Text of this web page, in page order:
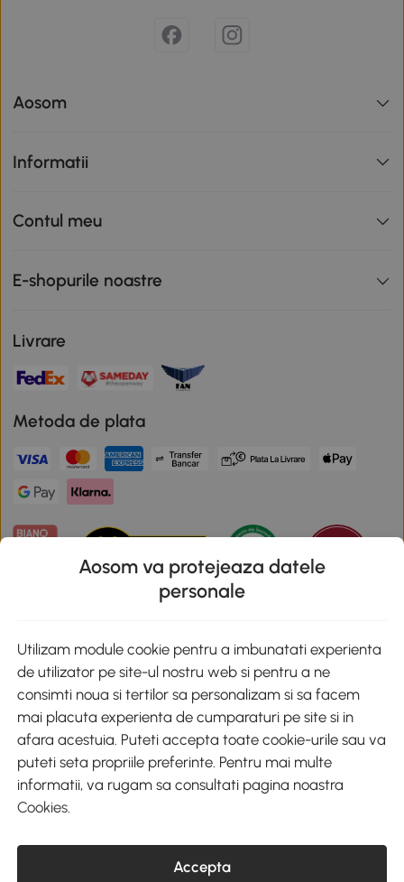
Aosom
Informatii
Contul meu
E-shopurile noastre
Livrare
Metoda de plata
Descarca aplicatia Aosom
Google Play
+40 312294730 clienti@aosom.ro
Romania, Bucureşti Sectorul 2, Str. Barbu Paris Mumuleanu, Nr. 30-
CUI: 49266464
COD CAEN: 4755
Aosom va protejeaza datele
personale
Utilizam module cookie pentru a imbunatati experienta
de utilizator pe site-ul nostru web si pentru a ne
consimti noua si tertilor sa personalizam si sa facem
mai placuta experienta de cumparaturi pe site si in
afara acestuia. Puteti accepta toate cookie-urile sau va
puteti seta propriile preferinte. Pentru mai multe
informatii, va rugam sa consultati pagina noastra
Cookies.
Accepta